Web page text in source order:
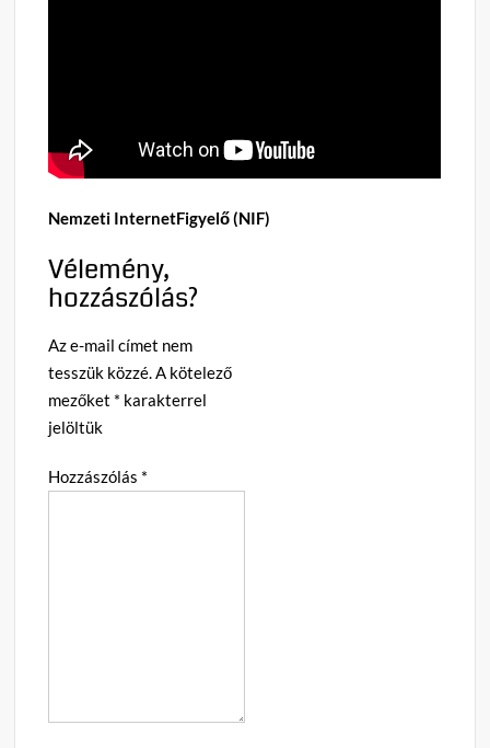
Nemzeti InternetFigyelő (NIF)
Vélemény,
hozzászólás?
Az e-mail címet nem
tesszük közzé.A kötelező
mezőket * karakterrel
jelöltük
Hozzászólás *